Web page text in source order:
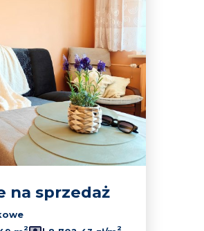
na sprzedaż
2 2